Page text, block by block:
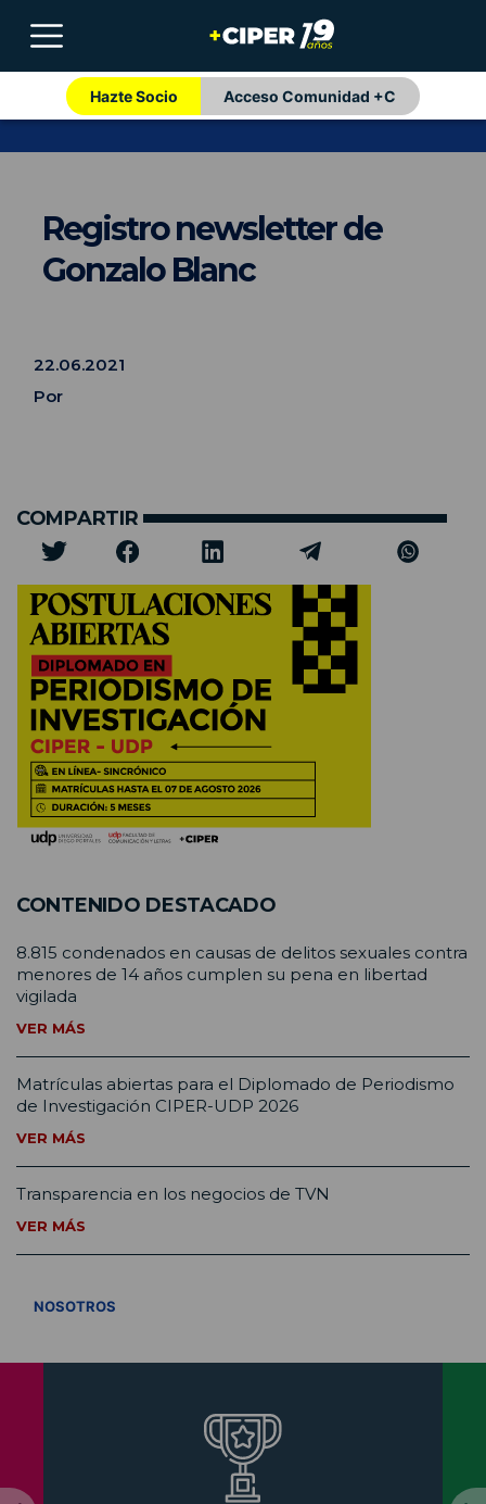
Hazte Socio Acceso Comunidad +C
Registro newsletter de
Gonzalo Blanc
22.06.2021
Por
COMPARTIR
CONTENIDO DESTACADO
8.815 condenados en causas de delitos sexuales contra
menores de 14 años cumplen su pena en libertad
vigilada
VER MÁS
Matrículas abiertas para el Diplomado de Periodismo
de Investigación CIPER-UDP 2026
VER MÁS
Transparencia en los negocios de TVN
VER MÁS
NOSOTROS